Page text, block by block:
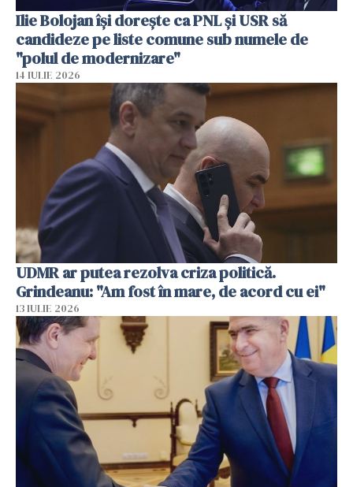
Ilie Bolojan își dorește ca PNL și USR să
candideze pe liste comune sub numele de
"polul de modernizare"
14 IULIE 2026
UDMR ar putea rezolva criza politică.
Grindeanu: "Am fost în mare, de acord cu ei"
13 IULIE 2026